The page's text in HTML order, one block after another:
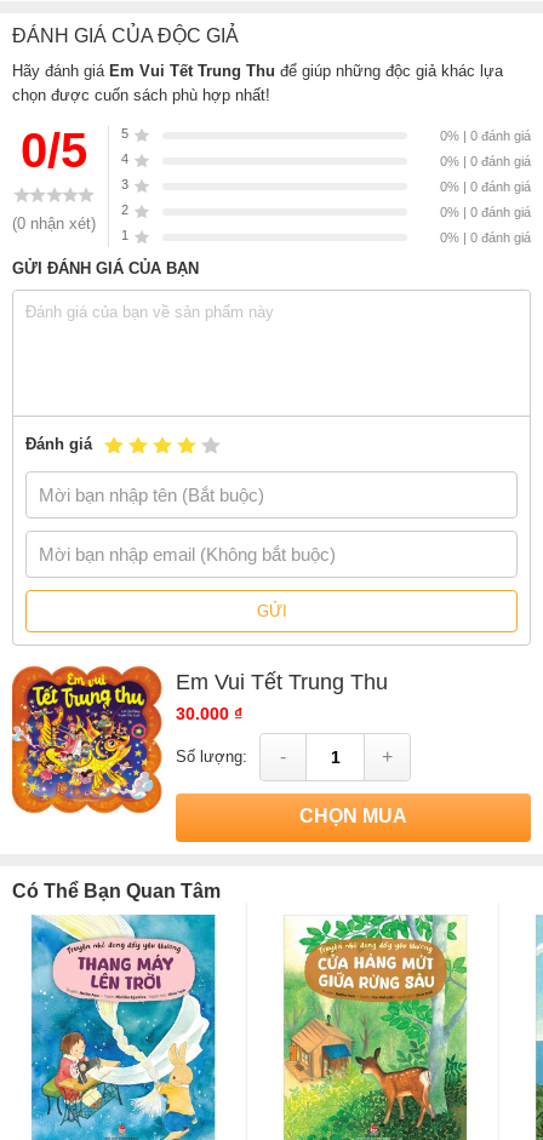
SáchEm Vui Tết Trung Thucủa tác giảChị Hằng, Chú Cuội, có
bán tại Nhà sách online NetaBooks với ưu đãi Bao sách miễn phí và
Bookmark
ĐÁNH GIÁ CỦA ĐỘC GIẢ
Hãy đánh giá Em Vui Tết Trung Thu để giúp những độc giả khác lựa
chọn được cuốn sách phù hợp nhất!
0/5
(0 nhận xét)
5
0% | 0 đánh giá
4
0% | 0 đánh giá
3
0% | 0 đánh giá
2
0% | 0 đánh giá
1
0% | 0 đánh giá
GỬI ĐÁNH GIÁ CỦA BẠN
Đánh giá
GỬI
Em Vui Tết Trung Thu
30.000 ₫
Số lượng: - +
CHỌN MUA
Có Thể Bạn Quan Tâm